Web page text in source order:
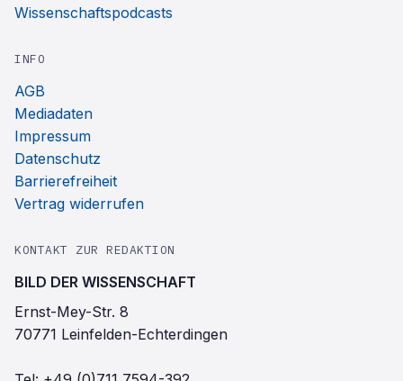
Wissenschaftspodcasts
INFO
AGB
Mediadaten
Impressum
Datenschutz
Barrierefreiheit
Vertrag widerrufen
KONTAKT ZUR REDAKTION
BILD DER WISSENSCHAFT
Ernst-Mey-Str. 8
70771 Leinfelden-Echterdingen